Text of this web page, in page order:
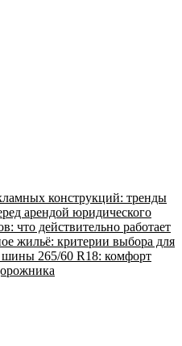
конструкций: тренды
арендой юридического
что действительно работает
жильё: критерии выбора для
265/60 R18: комфорт